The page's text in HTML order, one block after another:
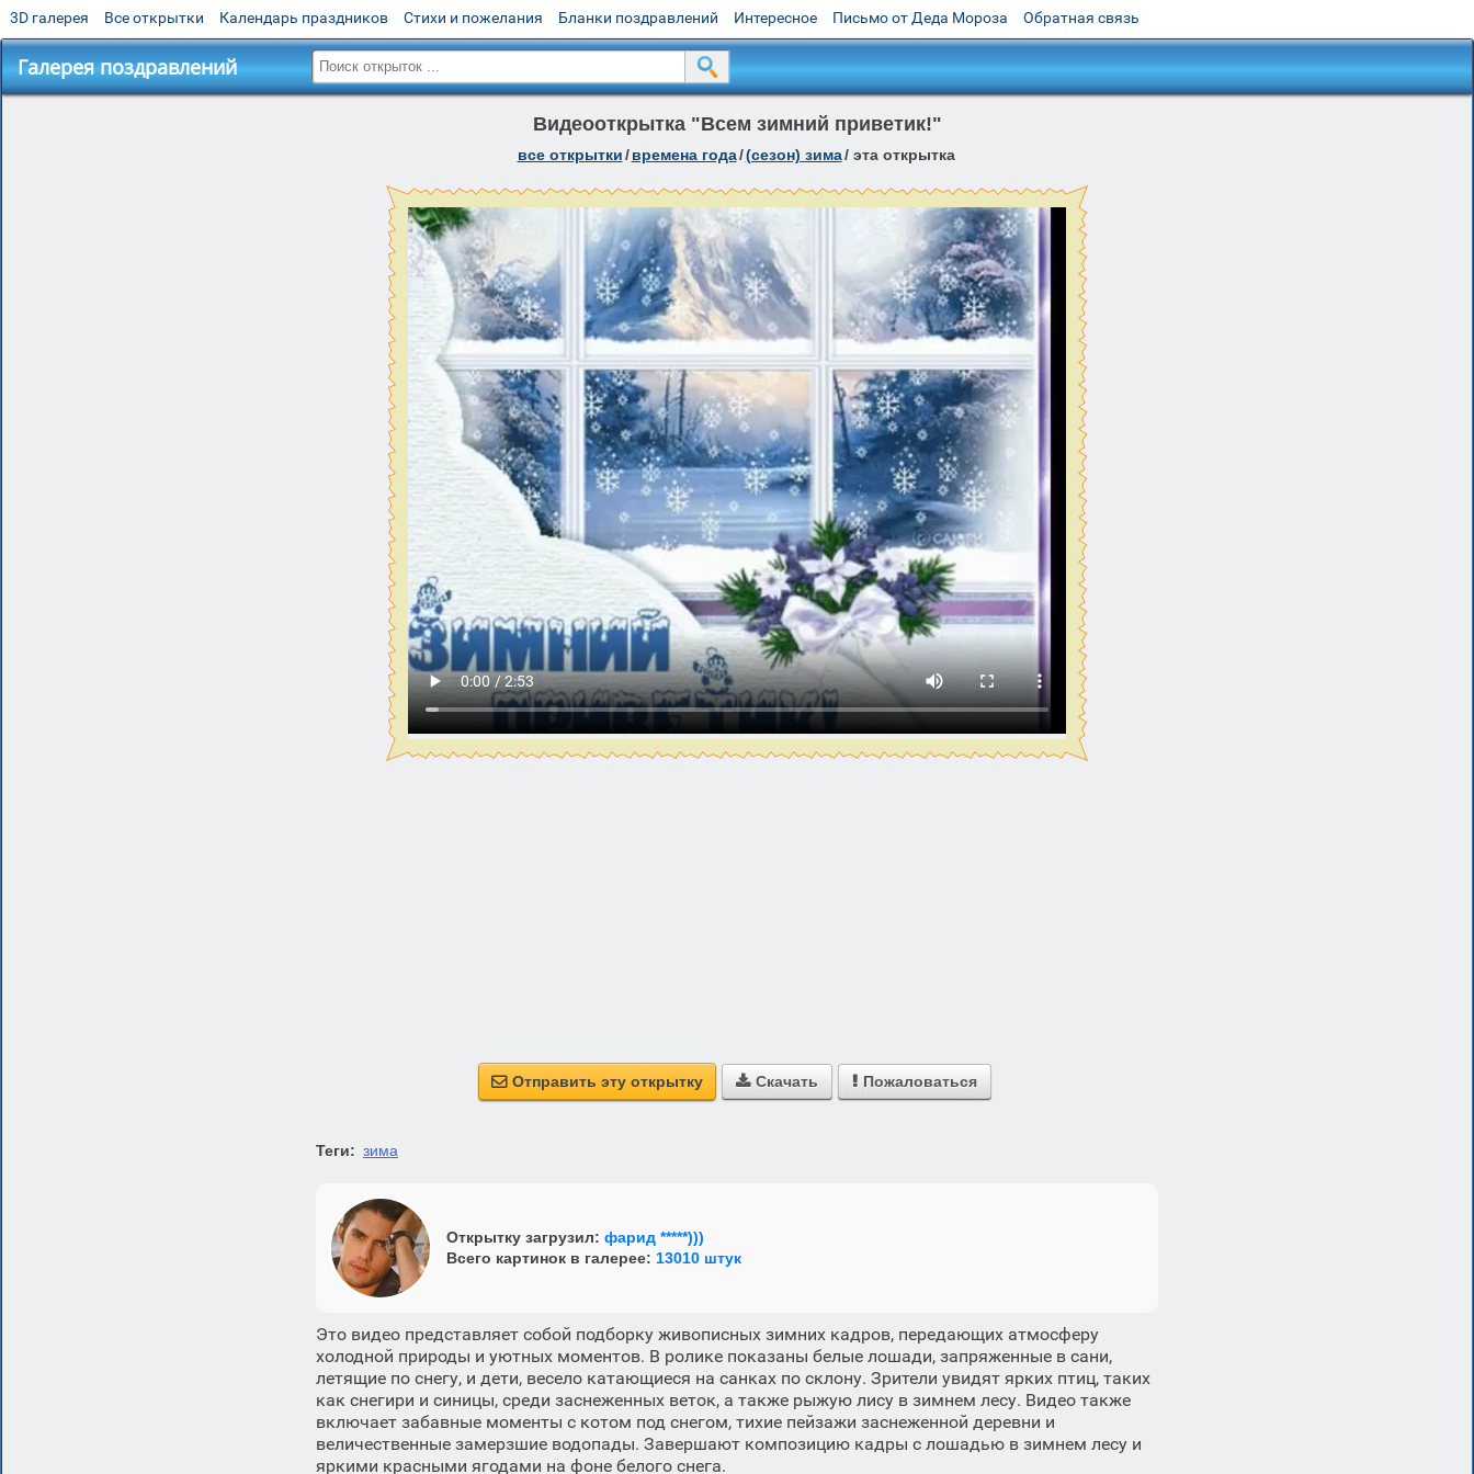
3D галерея Все открытки Календарь праздников Стихи и пожелания Бланки поздравлений Интересное Письмо от Деда Мороза Обратная связь
Галерея поздравлений
Видеооткрытка "Всем зимний приветик!"
все открытки/ времена года/(сезон) зима/ эта открытка
 Отправить эту открытку  Скачать  Пожаловаться
Теги: зима
Открытку загрузил: фарид *****)))
Всего картинок в галерее: 13010 штук
Это видео представляет собой подборку живописных зимних кадров, передающих атмосферу
холодной природы и уютных моментов. В ролике показаны белые лошади, запряженные в сани,
летящие по снегу, и дети, весело катающиеся на санках по склону. Зрители увидят ярких птиц, таких
как снегири и синицы, среди заснеженных веток, а также рыжую лису в зимнем лесу. Видео также
включает забавные моменты с котом под снегом, тихие пейзажи заснеженной деревни и
величественные замерзшие водопады. Завершают композицию кадры с лошадью в зимнем лесу и
яркими красными ягодами на фоне белого снега.